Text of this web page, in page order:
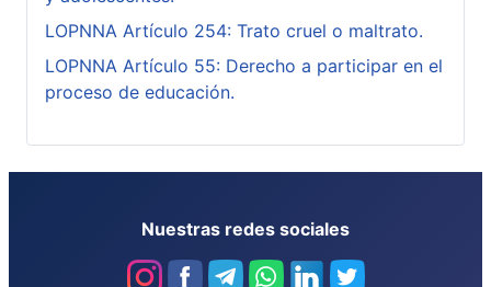
LOPNNA Artículo 254: Trato cruel o maltrato.
LOPNNA Artículo 55: Derecho a participar en el
proceso de educación.
Nuestras redes sociales